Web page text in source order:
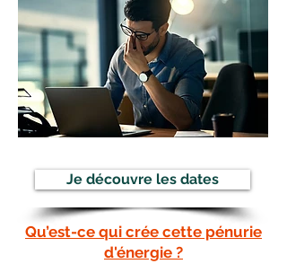
Je découvre les dates
Qu’est-ce qui crée cette pénurie
d'énergie ?